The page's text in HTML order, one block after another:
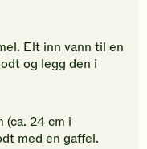
å
gi
din
Elt inn vann til en
og legg den i
(ca. 24 cm i
med en gaffel.